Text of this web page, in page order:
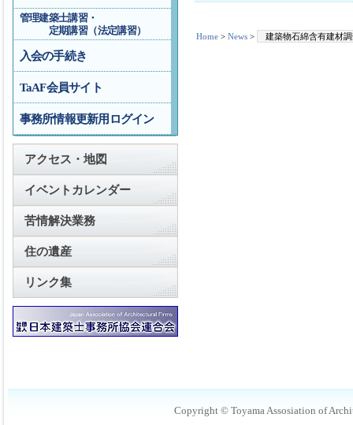
Home > News > 建築物石綿含有建材
管理建築士講習・
定期講習（法定講習）
入会の手続き
TaAF会員サイト
事務所情報更新用ログイン
アクセス・地図
イベントカレンダー
苦情解決業務
住の遺産
リンク集
Copyright © Toyama Assosiation of